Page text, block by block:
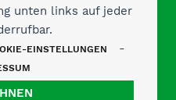
unten links auf jeder
EINSTELLUNGEN -